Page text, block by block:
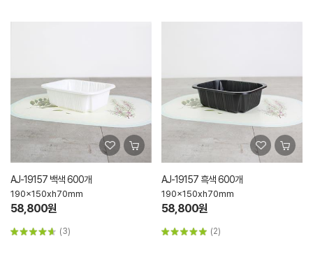
AJ-19157 백색 600개
190x150xh70mm
58,800원
(3)
AJ-19157 흑색 600개
190x150xh70mm
58,800원
(2)